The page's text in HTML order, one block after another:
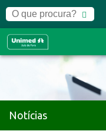
Notícias
Home Notícias